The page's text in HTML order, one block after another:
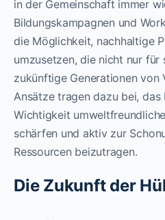
in der Gemeinschaft immer
Bildungskampagnen und
die Möglichkeit, nachhaltige
umzusetzen, die nicht nur für
zukünftige Generationen von
Ansätze tragen dazu bei, das
Wichtigkeit
schärfen und aktiv zur
Ressourcen beizutragen.
Die Zukunft der